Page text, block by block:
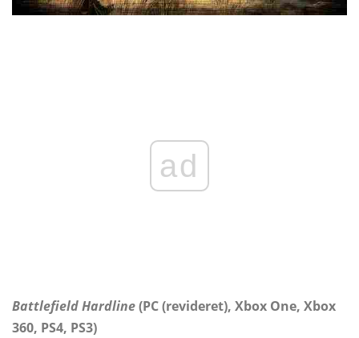
ad
Battlefield Hardline(PC (revideret), Xbox One, Xbox
360, PS4, PS3)